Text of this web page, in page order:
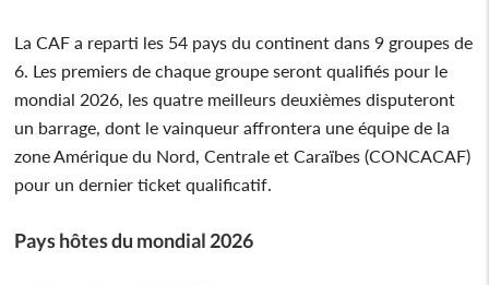
La CAF a reparti les 54 pays du continent dans 9 groupes de
6. Les premiers de chaque groupe seront qualifiés pour le
mondial 2026, les quatre meilleurs deuxièmes disputeront
un barrage, dont le vainqueur affrontera une équipe de la
zone Amérique du Nord, Centrale et Caraïbes (CONCACAF)
pour un dernier ticket qualificatif.
Pays hôtes du mondial 2026